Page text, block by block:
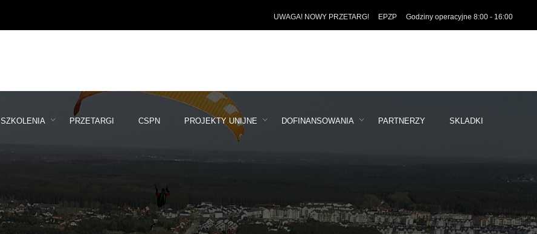
UWAGA! NOWY PRZETARG! EPZP Godziny operacyjne 8:00 - 16:00
SZKOLENIA PRZETARGI CSPN PROJEKTY UNIJNE DOFINANSOWANIA PARTNERZY SKLADKI